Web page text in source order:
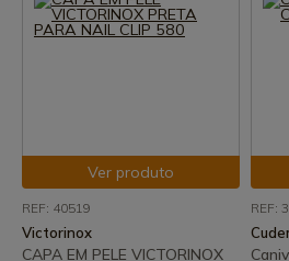
Ver produto
REF: 40519
Victorinox
CAPA EM PELE VICTORINOX
REF: